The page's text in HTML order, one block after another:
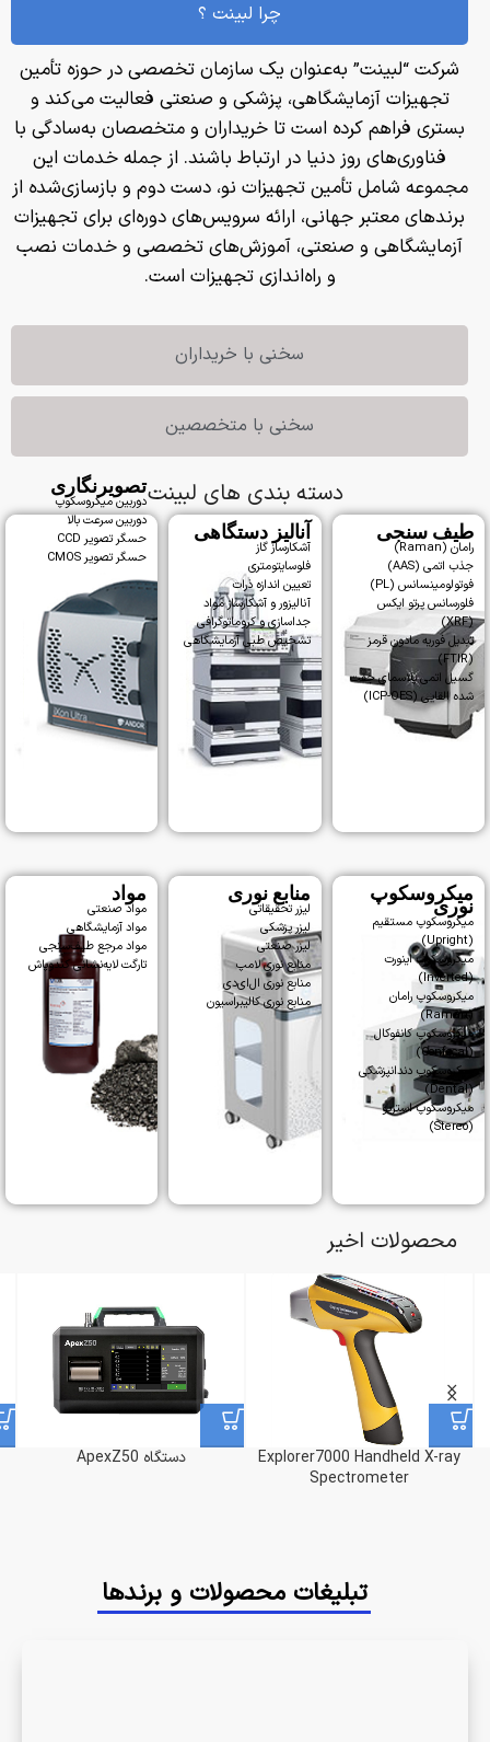
چرا لبینت ؟
سخنی با خریداران
سخنی با متخصصین
شرکت “لبینت” به‌عنوان یک سازمان تخصصی در حوزه تأمین
تجهیزات آزمایشگاهی، پزشکی و صنعتی فعالیت می‌کند و
بستری فراهم کرده است تا خریداران و متخصصان به‌سادگی با
فناوری‌های روز دنیا در ارتباط باشند. از جمله خدمات این
مجموعه شامل تأمین تجهیزات نو، دست دوم و بازسازی‌شده از
برندهای معتبر جهانی، ارائه سرویس‌های دوره‌ای برای تجهیزات
آزمایشگاهی و صنعتی، آموزش‌های تخصصی و خدمات نصب
و راه‌اندازی تجهیزات است.
دسته بندی های لبینت
طیف سنجی
رامان (Raman)
جذب اتمی (AAS)
فوتولومینسانس (PL)
فلورسانس پرتو ایکس
(XRF)
تبدیل فوریه مادون قرمز
(FTIR)
گسیل اتمی پلاسمای جفت
شده القایی (ICP-OES)
آنالیز دستگاهی
آشکارساز گاز
فلوسایتومتری
تعیین اندازه ذرات
آنالیزور و آشکارساز مواد
جداسازی و کروماتوگرافی
تشخیص طبی آزمایشگاهی
تصویرنگاری
دوربین میکروسکوپ
دوربین سرعت بالا
حسگر تصویر CCD
حسگر تصویر CMOS
میکروسکوپ
نوری
میکروسکوپ مستقیم
(Upright)
میکروسکوپ اینورت
(Inverted)
میکروسکوپ رامان
(Raman)
میکروسکوپ کانفوکال
(Confocal)
میکروسکوپ دندانپزشکی
(Dental)
میکروسکوپ استریو
(Stereo)
منابع نوری
لیزر تحقیقاتی
لیزر پزشکی
لیزر صنعتی
منابع نوری لامپ
منابع نوری ال‌ای‌دی
منابع نوری کالیبراسیون
مواد
مواد صنعتی
مواد آزمایشگاهی
مواد مرجع طیف‌سنجی
تارگت لایه‌نشانی کندوپاش
محصولات اخیر
Explorer7000 Handheld X-ray
Spectrometer
دستگاه ApexZ50
تبلیغات محصولات و برندها